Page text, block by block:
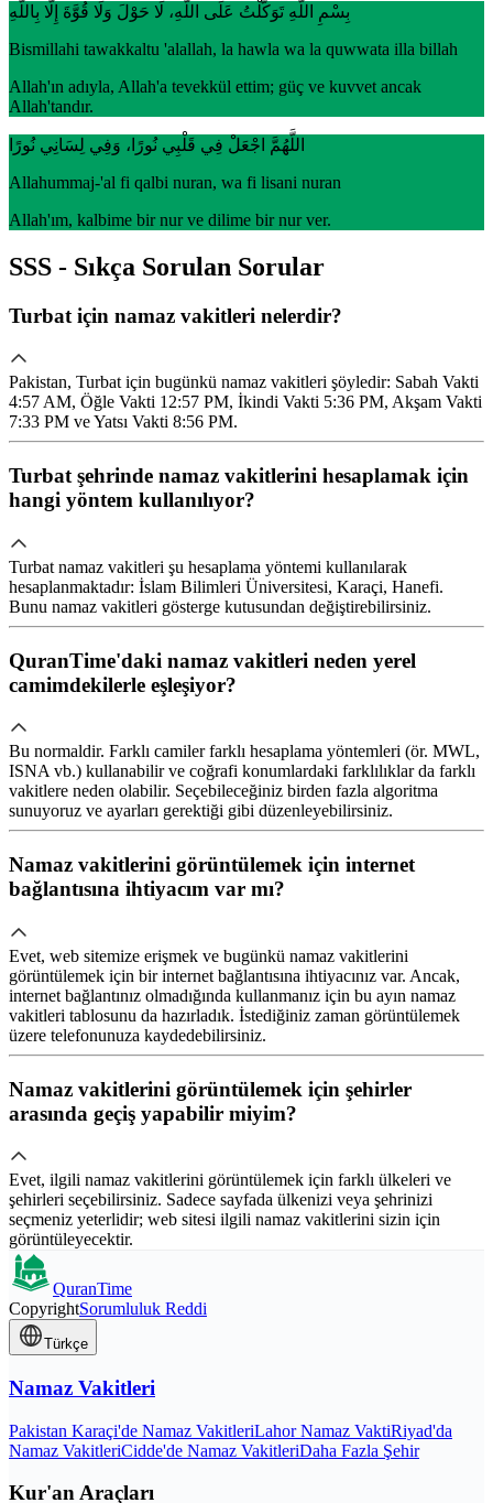
بِسْمِ اللَّهِ تَوَكَّلْتُ عَلَى اللَّهِ، لَا حَوْلَ وَلَا قُوَّةَ إِلَّا بِاللَّهِ
Bismillahi tawakkaltu 'alallah, la hawla wa la quwwata illa billah
Allah'ın adıyla, Allah'a tevekkül ettim; güç ve kuvvet ancak
Allah'tandır.
اللَّهُمَّ اجْعَلْ فِي قَلْبِي نُورًا، وَفِي لِسَانِي نُورًا
Allahummaj-'al fi qalbi nuran, wa fi lisani nuran
Allah'ım, kalbime bir nur ve dilime bir nur ver.
SSS - Sıkça Sorulan Sorular
Turbat için namaz vakitleri nelerdir?
Pakistan, Turbat için bugünkü namaz vakitleri şöyledir: Sabah Vakti
4:57 AM, Öğle Vakti 12:57 PM, İkindi Vakti 5:36 PM, Akşam Vakti
7:33 PM ve Yatsı Vakti 8:56 PM.
Turbat şehrinde namaz vakitlerini hesaplamak için
hangi yöntem kullanılıyor?
Turbat namaz vakitleri şu hesaplama yöntemi kullanılarak
hesaplanmaktadır: İslam Bilimleri Üniversitesi, Karaçi, Hanefi.
Bunu namaz vakitleri gösterge kutusundan değiştirebilirsiniz.
QuranTime'daki namaz vakitleri neden yerel
camimdekilerle eşleşiyor?
Bu normaldir. Farklı camiler farklı hesaplama yöntemleri (ör. MWL,
ISNA vb.) kullanabilir ve coğrafi konumlardaki farklılıklar da farklı
vakitlere neden olabilir. Seçebileceğiniz birden fazla algoritma
sunuyoruz ve ayarları gerektiği gibi düzenleyebilirsiniz.
Namaz vakitlerini görüntülemek için internet
bağlantısına ihtiyacım var mı?
Evet, web sitemize erişmek ve bugünkü namaz vakitlerini
görüntülemek için bir internet bağlantısına ihtiyacınız var. Ancak,
internet bağlantınız olmadığında kullanmanız için bu ayın namaz
vakitleri tablosunu da hazırladık. İstediğiniz zaman görüntülemek
üzere telefonunuza kaydedebilirsiniz.
Namaz vakitlerini görüntülemek için şehirler
arasında geçiş yapabilir miyim?
Evet, ilgili namaz vakitlerini görüntülemek için farklı ülkeleri ve
şehirleri seçebilirsiniz. Sadece sayfada ülkenizi veya şehrinizi
seçmeniz yeterlidir; web sitesi ilgili namaz vakitlerini sizin için
görüntüleyecektir.
QuranTime
CopyrightSorumluluk Reddi
Türkçe
Namaz Vakitleri
Pakistan Karaçi'de Namaz VakitleriLahor Namaz VaktiRiyad'da
Namaz VakitleriCidde'de Namaz VakitleriDaha Fazla Şehir
Kur'an Araçları